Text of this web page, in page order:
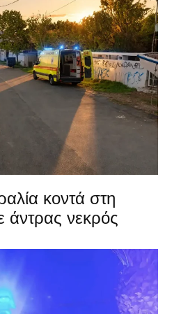
κοντά στη
άντρας νεκρός